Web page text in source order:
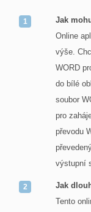
Jak
Online
výše.
WORD
do bílé
soubor
pro
převodu
výstupní
Jak
Tento